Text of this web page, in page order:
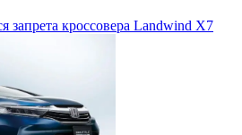
запрета кроссовера Landwind X7